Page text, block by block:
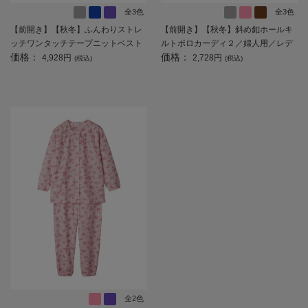
全3色
【前開き】【秋冬】ふんわりストレ
ッチワンタッチテープニットベスト
／婦人用／レディース／高齢者／シ
価格： 4,928円 (税込)
全3色
【前開き】【秋冬】斜め釦ホールキ
ルトポロカーディ２／婦人用／レデ
ィース／シニア／高齢者／おしゃれ
価格： 2,728円 (税込)
全2色